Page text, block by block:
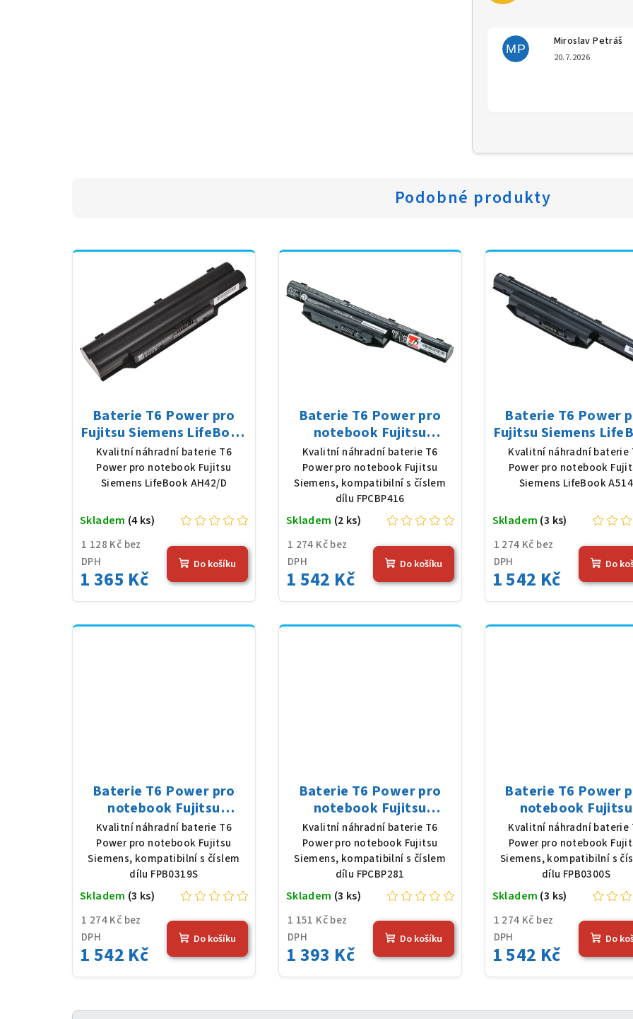
MP
Miroslav Petráš
20.7.2026
Podobné produkty
Baterie T6 Power pro
Fujitsu Siemens LifeBook
AH42/D, Li-Ion, 10,8 V,
5200 mAh (56 Wh), černá
Kvalitní náhradní baterie T6
Power pro notebook Fujitsu
Siemens LifeBook AH42/D
1 128 Kč bez
DPH
1 365 Kč
Skladem (4 ks)
Do košíku
Baterie T6 Power pro
notebook Fujitsu
Siemens FPCBP416, Li-
Ion, 10,8 V, 5200 mAh (56
Wh), černá
Kvalitní náhradní baterie T6
Power pro notebook Fujitsu
Siemens, kompatibilní s číslem
dílu FPCBP416
1 274 Kč bez
DPH
1 542 Kč
Skladem (2 ks)
Do košíku
Baterie T6 Power
Fujitsu Siemens
A514, Li-Ion, 10,8 V,
mAh (56 Wh),
Kvalitní náhradní baterie
Power pro notebook
Siemens LifeBook A514
1 274 Kč bez
DPH
1 542 Kč
Skladem (3 ks)
Do
Baterie T6 Power pro
notebook Fujitsu
Siemens FPB0319S, Li-
Ion, 10,8 V, 5200 mAh (56
Wh), černá
Kvalitní náhradní baterie T6
Power pro notebook Fujitsu
Siemens, kompatibilní s číslem
dílu FPB0319S
1 274 Kč bez
DPH
1 542 Kč
Skladem (3 ks)
Do košíku
Baterie T6 Power pro
notebook Fujitsu
Siemens FPCBP281, Li-
Ion, 10,8 V, 5200 mAh (56
Wh), černá
Kvalitní náhradní baterie T6
Power pro notebook Fujitsu
Siemens, kompatibilní s číslem
dílu FPCBP281
1 151 Kč bez
DPH
1 393 Kč
Skladem (3 ks)
Do košíku
Baterie T6 Power
notebook Fujitsu
Siemens FPB0300S,
Ion, 10,8 V, 5200 mAh
Wh), černá
Kvalitní náhradní baterie
Power pro notebook
Siemens, kompatibilní s
dílu FPB0300S
1 274 Kč bez
DPH
1 542 Kč
Skladem (3 ks)
Do